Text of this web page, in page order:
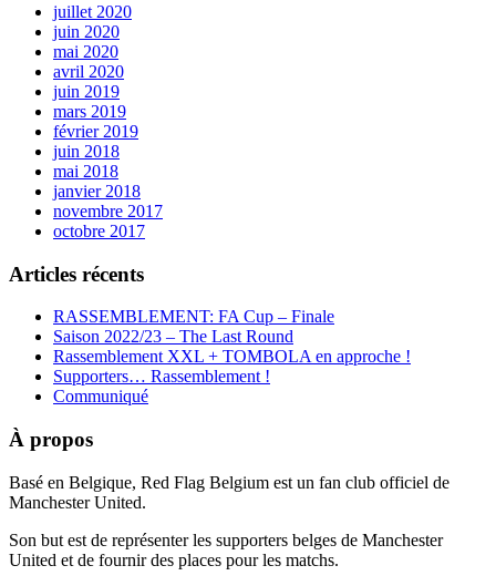
juillet 2020
juin 2020
mai 2020
avril 2020
juin 2019
mars 2019
février 2019
juin 2018
mai 2018
janvier 2018
novembre 2017
octobre 2017
Articles récents
RASSEMBLEMENT: FA Cup – Finale
Saison 2022/23 – The Last Round
Rassemblement XXL + TOMBOLA en approche !
Supporters… Rassemblement !
Communiqué
À propos
Basé en Belgique, Red Flag Belgium est un fan club officiel de
Manchester United.
Son but est de représenter les supporters belges de Manchester
United et de fournir des places pour les matchs.